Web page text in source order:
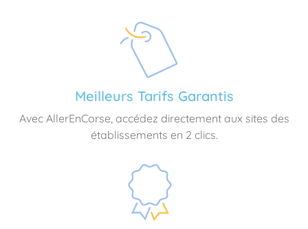
Meilleurs Tarifs Garantis
Avec AllerEnCorse, accédez directement aux sites des
établissements en 2 clics.